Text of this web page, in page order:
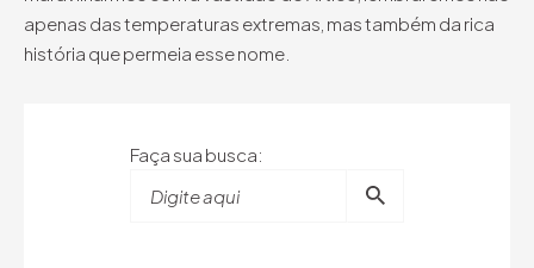
apenas das temperaturas extremas, mas também da rica
história que permeia esse nome.
Faça sua busca: